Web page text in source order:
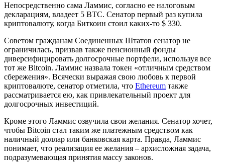
Непосредственно сама Ламмис, согласно ее налоговым
декларациям, владеет 5 BTC. Сенатор первый раз купила
криптовалюту, когда Биткоин стоил каких-то $ 330.
Советом гражданам Соединенных Штатов сенатор не
ограничилась, призвав также пенсионный фонды
диверсифицировать долгосрочные портфели, используя все
тот же Bitcoin. Ламмис назвала токен «отличным средством
сбережения». Всячески выражая свою любовь к первой
криптовалюте, сенатор отметила, что Ethereum также
рассматривается ею, как привлекательный проект для
долгосрочных инвестиций.
Кроме этого Ламмис озвучила свои желания. Сенатор хочет,
чтобы Bitcoin стал таким же платежным средством как
наличный доллар или банковская карта. Правда, Ламмис
понимает, что реализация ее желания – архисложная задача,
подразумевающая принятия массу законов.